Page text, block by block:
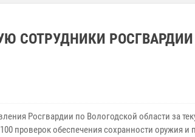
СОТРУДНИКИ РОСГВАРДИИ
Росгвардии по Вологодской области за
проверок обеспечения сохранности оружия и